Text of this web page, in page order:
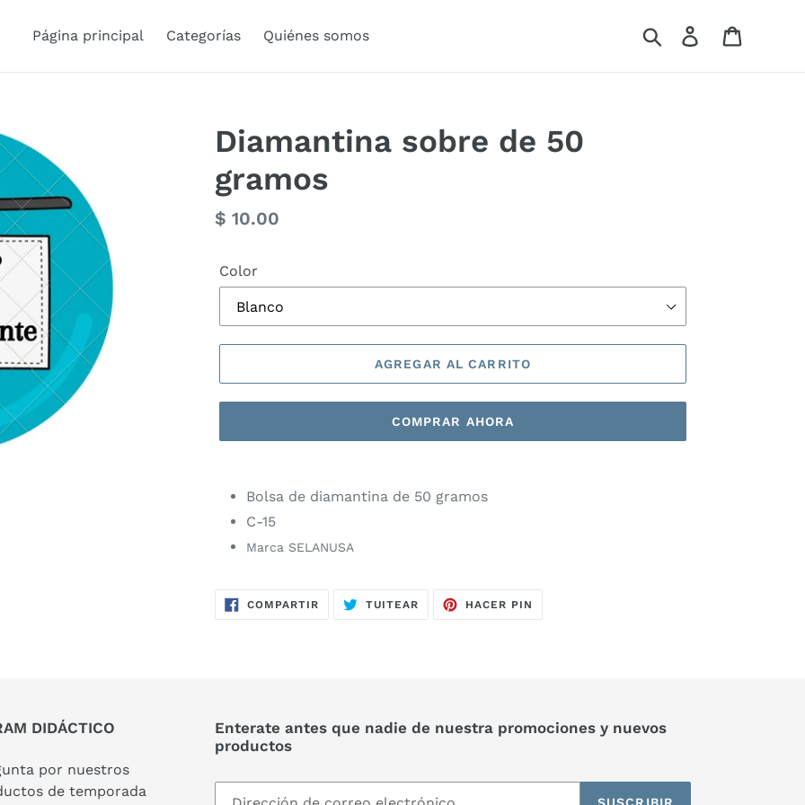
Página principal Categorías Quiénes somos Buscar Ingresar
Diamantina sobre de 50
gramos
Precio
$ 10.00
Color
AGREGAR AL CARRITO
COMPRAR AHORA
Bolsa de diamantina de 50 gramos
C-15
Marca SELANUSA
COMPARTIRCOMPARTIRTUITEAR TUITEARHACER PIN
DIDÁCTICO
por nuestros
de temporada
Enterate antes que nadie de nuestra promociones y nuevos
productos
SUSCRIBIR